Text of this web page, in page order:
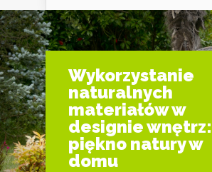
Wykorzystanie
naturalnych
materiałów w
designie wnętrz:
piękno natury w
domu